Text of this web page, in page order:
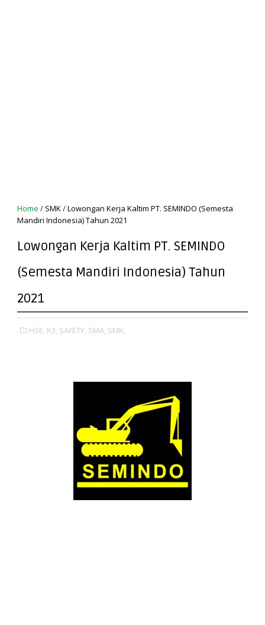
Home / SMK/Lowongan Kerja Kaltim PT. SEMINDO (Semesta
Mandiri Indonesia) Tahun 2021
Lowongan Kerja Kaltim PT. SEMINDO
(Semesta Mandiri Indonesia) Tahun
2021
HSE, K3, SAFETY, SMA, SMK,